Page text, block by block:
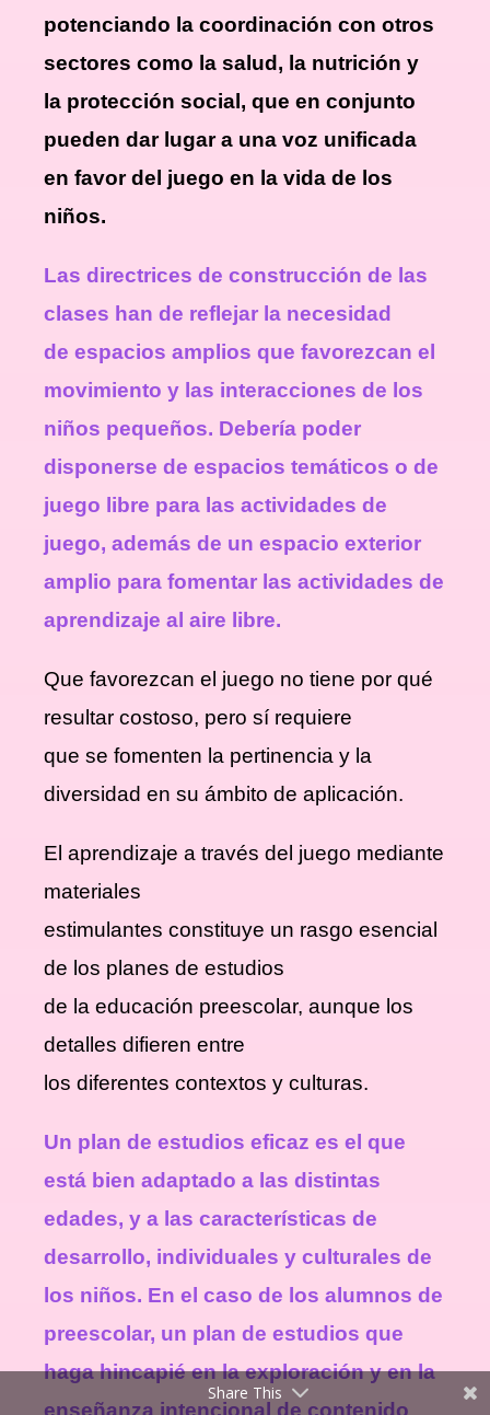
potenciando la coordinación con otros
sectores como la salud, la nutrición y
la protección social, que en conjunto
pueden dar lugar a una voz unificada
en favor del juego en la vida de los
niños.
Las directrices de construcción de las
clases han de reflejar la necesidad
de espacios amplios que favorezcan el
movimiento y las interacciones de los
niños pequeños. Debería poder
disponerse de espacios temáticos o de
juego libre para las actividades de
juego, además de un espacio exterior
amplio para fomentar las actividades de
aprendizaje al aire libre.
Que favorezcan el juego no tiene por qué
resultar costoso, pero sí requiere
que se fomenten la pertinencia y la
diversidad en su ámbito de aplicación.
El aprendizaje a través del juego mediante
materiales
estimulantes constituye un rasgo esencial
de los planes de estudios
de la educación preescolar, aunque los
detalles difieren entre
los diferentes contextos y culturas.
Un plan de estudios eficaz es el que
está bien adaptado a las distintas
edades, y a las características de
desarrollo, individuales y culturales de
los niños. En el caso de los alumnos de
preescolar, un plan de estudios que
haga hincapié en la exploración y en la
enseñanza intencional de contenido
Share This